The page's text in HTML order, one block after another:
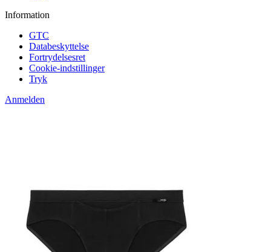
Information
GTC
Databeskyttelse
Fortrydelsesret
Cookie-indstillinger
Tryk
Anmelden